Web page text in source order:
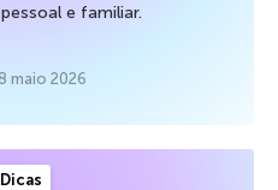
e familiar.
maio 2026
Dicas